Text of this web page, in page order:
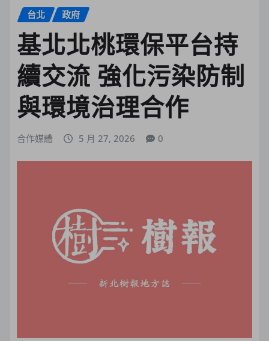
台北 政府
基北北桃環保平台持
續交流 強化污染防制
與環境治理合作
合作媒體 5 月 27, 2026 0